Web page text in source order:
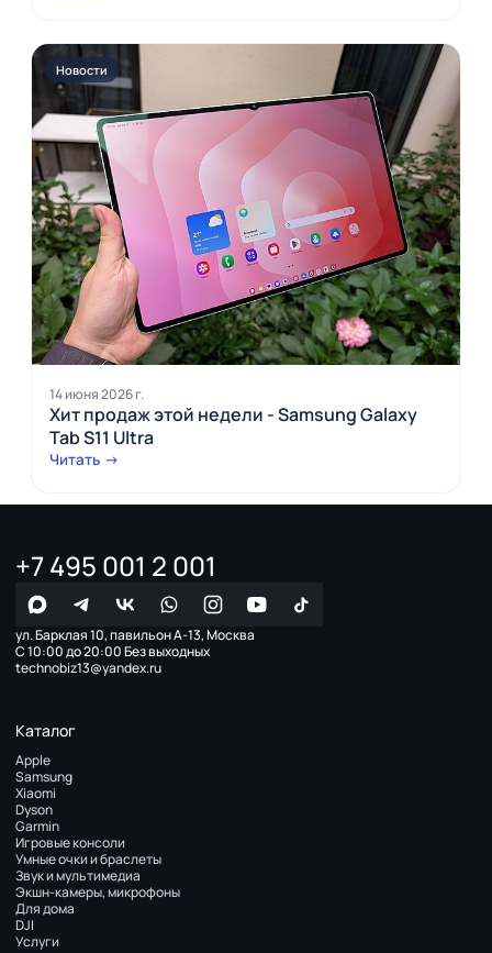
Новости
14 июня 2026 г.
Хит продаж этой недели - Samsung Galaxy
Tab S11 Ultra
Читать →
+7 495 001 2 001
ул. Барклая 10, павильон А-13, Москва
С 10:00 до 20:00 Без выходных
technobiz13@yandex.ru
Каталог
Apple
Samsung
Xiaomi
Dyson
Garmin
Игровые консоли
Умные очки и браслеты
Звук и мультимедиа
Экшн-камеры, микрофоны
Для дома
DJI
Услуги